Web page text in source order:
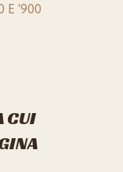
E '900
CUI